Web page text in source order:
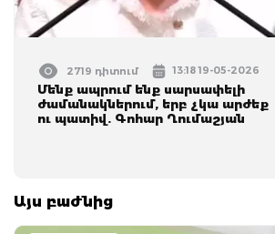
2719 դիտում 13:18 19-05-2026
Մենք ապրում ենք սարսափելի
ժամանակներում, երբ չկա արժեք
ու պատիվ. Գոհար Ղումաշյան
Այս բաժնից